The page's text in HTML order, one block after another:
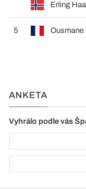
Erling
5 Ousmane
ANKETA
Vyhrálo podle vás